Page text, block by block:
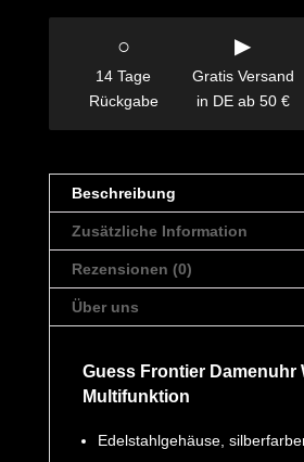
199,00 €
○
14 Tage
Rückgabe
▶
Gratis Versand
in DE ab 50 €
Beschreibung
Zusätzliche Information
Rezensionen (0)
Über uns
Guess Frontier Damenuhr
Multifunktion
Edelstahlgehäuse,